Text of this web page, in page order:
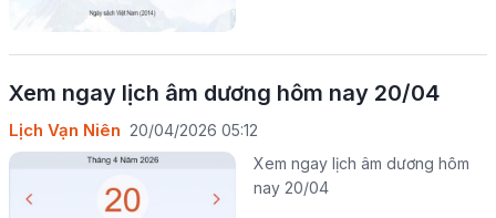
Xem ngay lịch âm dương hôm nay 20/04
Lịch Vạn Niên 20/04/2026 05:12
Xem ngay lịch âm dương hôm
nay 20/04